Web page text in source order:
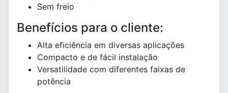
Sem freio
Benefícios para o cliente:
Alta eficiência em diversas aplicações
Compacto e de fácil instalação
Versatilidade com diferentes faixas de
potência